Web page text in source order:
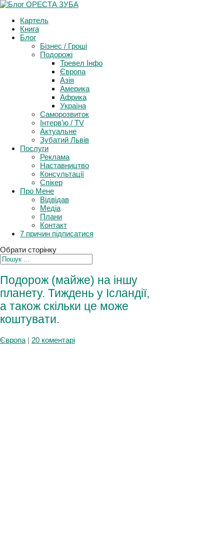
Картель
Книга
Блог
Бізнес / Гроші
Подорожі
Тревел Інфо
Європа
Азія
Америка
Африка
Україна
Саморозвиток
Інтерв’ю / TV
Актуальне
Зубатий Львів
Послуги
Реклама
Наставництво
Консультації
Спікер
Про Мене
Відвідав
Медіа
Плани
Контакт
7 причин підписатися
Обрати сторінку
Подорож (майже) на іншу
планету. Тиждень у Ісландії,
а також скільки це може
коштувати.
Європа | 20 коментарі
Support and Follow events in Ukraine